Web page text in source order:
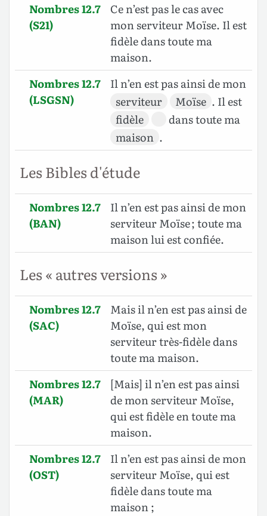
Nombres 12.7
(S21)
Ce n’est pas le cas avec
mon serviteur Moïse. Il est
fidèle dans toute ma
maison.
Nombres 12.7
(LSGSN)
Il n’en est pas ainsi de mon
serviteur
Moïse . Il est
fidèle
dans toute ma
maison .
Les Bibles d'étude
Nombres 12.7
(BAN)
Il n’en est pas ainsi de mon
serviteur Moïse ; toute ma
maison lui est confiée.
Les « autres versions »
Nombres 12.7
(SAC)
Mais il n’en est pas ainsi de
Moïse, qui est mon
serviteur très-fidèle dans
toute ma maison.
Nombres 12.7
(MAR)
[Mais] il n’en est pas ainsi
de mon serviteur Moïse,
qui est fidèle en toute ma
maison.
Nombres 12.7
(OST)
Il n’en est pas ainsi de mon
serviteur Moïse, qui est
fidèle dans toute ma
maison ;